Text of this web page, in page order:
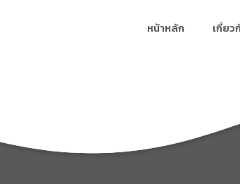
หน้าหลัก เกี่ยว